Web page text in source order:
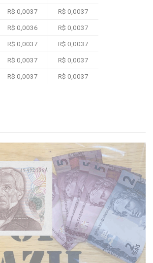
R$ 0,0037 R$ 0,0037
R$ 0,0036 R$ 0,0037
R$ 0,0037 R$ 0,0037
R$ 0,0037 R$ 0,0037
R$ 0,0037 R$ 0,0037